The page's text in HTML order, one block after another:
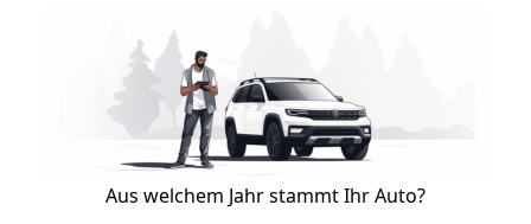
Aus welchem Jahr stammt Ihr Auto?